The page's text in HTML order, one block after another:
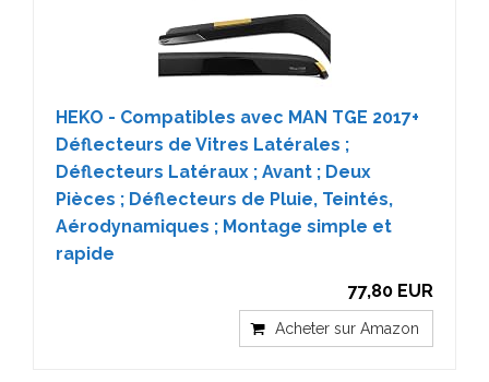
HEKO - Compatibles avec MAN TGE 2017+
Déflecteurs de Vitres Latérales ;
Déflecteurs Latéraux ; Avant ; Deux
Pièces ; Déflecteurs de Pluie, Teintés,
Aérodynamiques ; Montage simple et
rapide
77,80 EUR
Acheter sur Amazon